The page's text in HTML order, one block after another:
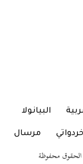
البيانولا
خردواتي مرسال